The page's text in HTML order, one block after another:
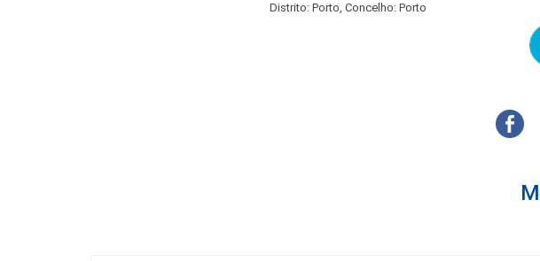
Distrito: Porto, Concelho: Porto